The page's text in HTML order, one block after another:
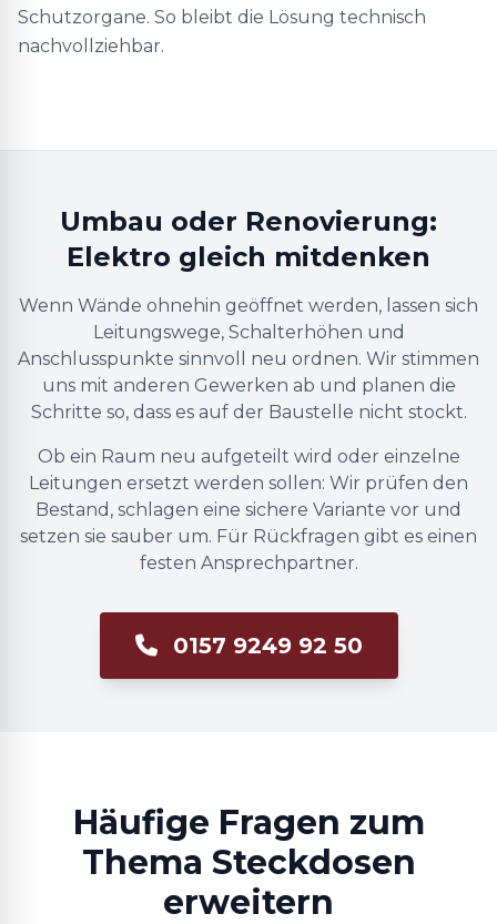
Schutzorgane. So bleibt die Lösung technisch
nachvollziehbar.
Umbau oder Renovierung:
Elektro gleich mitdenken
Wenn Wände ohnehin geöffnet werden, lassen sich
Leitungswege, Schalterhöhen und
Anschlusspunkte sinnvoll neu ordnen. Wir stimmen
uns mit anderen Gewerken ab und planen die
Schritte so, dass es auf der Baustelle nicht stockt.
Ob ein Raum neu aufgeteilt wird oder einzelne
Leitungen ersetzt werden sollen: Wir prüfen den
Bestand, schlagen eine sichere Variante vor und
setzen sie sauber um. Für Rückfragen gibt es einen
festen Ansprechpartner.
0157 9249 92 50
Häufige Fragen zum
Thema Steckdosen
erweitern